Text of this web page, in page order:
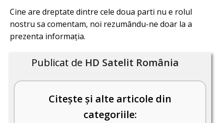
Cine are dreptate dintre cele doua parti nu e rolul
nostru sa comentam, noi rezumându-ne doar la a
prezenta informația.
Publicat de HD Satelit România
Citește și alte articole din
categoriile: